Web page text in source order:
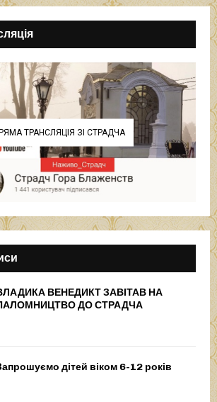
ТРАНСЛЯЦІЯ ЗІ СТРАДЧА
ВЕНЕДИКТ ЗАВІТАВ НА
ДО СТРАДЧА
дітей віком 6-12 років